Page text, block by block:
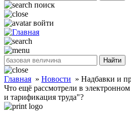
поиск
войти
Найти
Главная » Новости » Надбавки и
Что ещё рассмотрели в
и тарификация труда"?